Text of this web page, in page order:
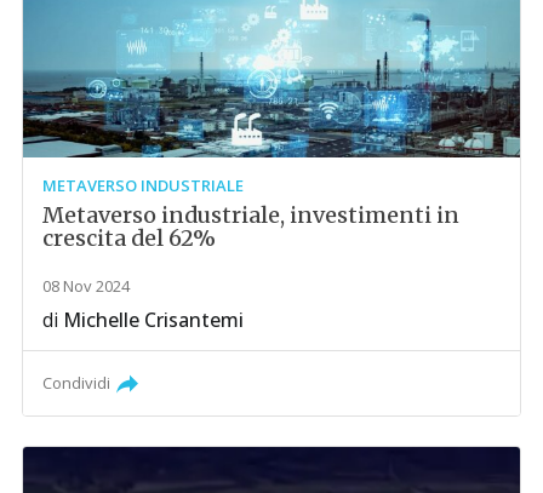
METAVERSO INDUSTRIALE
Metaverso industriale, investimenti in
crescita del 62%
08 Nov 2024
di Michelle Crisantemi
Condividi